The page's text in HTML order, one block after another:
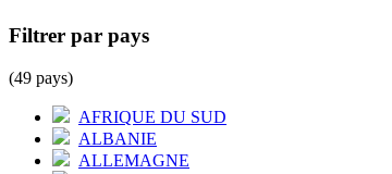
Filtrer par pays
(49 pays)
AFRIQUE DU SUD
ALBANIE
ALLEMAGNE